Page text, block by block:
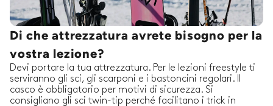
Di che attrezzatura avrete bisogno per la
vostra lezione?
Devi portare la tua attrezzatura. Per le lezioni freestyle ti
serviranno gli sci, gli scarponi e i bastoncini regolari. Il
casco è obbligatorio per motivi di sicurezza. Si
consigliano gli sci twin-tip perché facilitano i trick in